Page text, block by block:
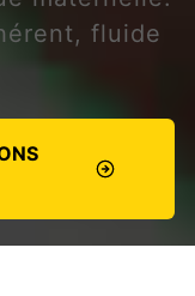
fluide